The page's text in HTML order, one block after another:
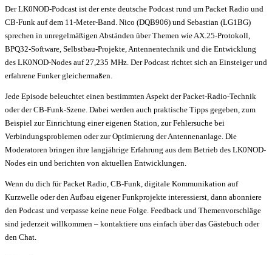
Der LK0NOD-Podcast ist der erste deutsche Podcast rund um Packet Radio und
CB-Funk auf dem 11-Meter-Band. Nico (DQB906) und Sebastian (LG1BG)
sprechen in unregelmäßigen Abständen über Themen wie AX.25-Protokoll,
BPQ32-Software, Selbstbau-Projekte, Antennentechnik und die Entwicklung
des LK0NOD-Nodes auf 27,235 MHz. Der Podcast richtet sich an Einsteiger und
erfahrene Funker gleichermaßen.
Jede Episode beleuchtet einen bestimmten Aspekt der Packet-Radio-Technik
oder der CB-Funk-Szene. Dabei werden auch praktische Tipps gegeben, zum
Beispiel zur Einrichtung einer eigenen Station, zur Fehlersuche bei
Verbindungsproblemen oder zur Optimierung der Antennenanlage. Die
Moderatoren bringen ihre langjährige Erfahrung aus dem Betrieb des LK0NOD-
Nodes ein und berichten von aktuellen Entwicklungen.
Wenn du dich für Packet Radio, CB-Funk, digitale Kommunikation auf
Kurzwelle oder den Aufbau eigener Funkprojekte interessierst, dann abonniere
den Podcast und verpasse keine neue Folge. Feedback und Themenvorschläge
sind jederzeit willkommen – kontaktiere uns einfach über das Gästebuch oder
den Chat.